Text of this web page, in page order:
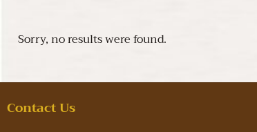
Sorry, no results were found.
Contact Us